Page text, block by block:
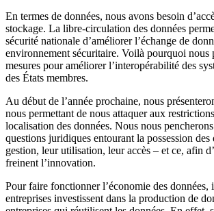
En termes de données, nous avons besoin
stockage. La libre-circulation des données
sécurité nationale d’améliorer l’échange de
environnement sécuritaire. Voilà pourquoi nous
mesures pour améliorer l’interopérabilité des
des États membres.
Au début de l’année prochaine, nous
nous permettant de nous attaquer aux
localisation des données. Nous nous
questions juridiques entourant la possession des
gestion, leur utilisation, leur accès – et ce, afin
freinent l’innovation.
Pour faire fonctionner l’économie des données,
entreprises investissent dans la production de